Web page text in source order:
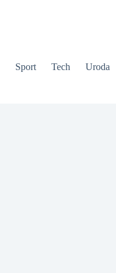
Sport Tech Uroda